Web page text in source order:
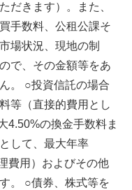
だきます）。また、
手数料、公租公課そ
場状況、現地の制
で、その金額等をあ
。 ○投資信託の場合
等（直接的費用とし
4.50%の換金手数料ま
して、最大年率
費用）およびその他
。 ○債券、株式等を